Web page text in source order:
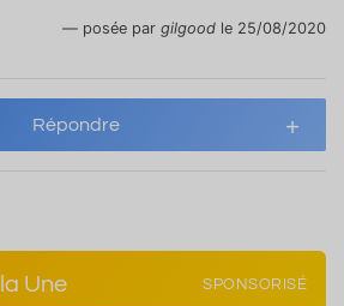
posée par gilgood le 25/08/2020
Répondre
Une SPONSORISÉ